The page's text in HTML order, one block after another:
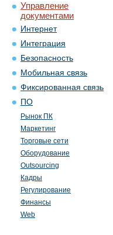
Управление
документами
Интернет
Интеграция
Безопасность
Мобильная связь
Фиксированная связь
ПО
Рынок ПК
Маркетинг
Торговые сети
Оборудование
Outsourcing
Кадры
Регулирование
Финансы
Web